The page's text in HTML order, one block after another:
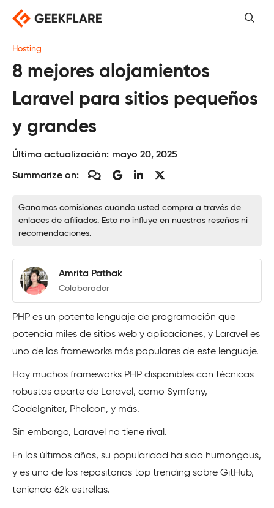
Saltar
contenido
Hosting
8 mejores alojamientos
Laravel para sitios pequeños
y grandes
Última actualización: mayo 20, 2025
Summarize on:
Ganamos comisiones cuando usted compra a través de
enlaces de afiliados. Esto no influye en nuestras reseñas ni
recomendaciones.
Amrita Pathak
Colaborador
PHP es un potente lenguaje de programación que
potencia miles de sitios web y aplicaciones, y Laravel es
uno de los frameworks más populares de este lenguaje.
Hay muchos frameworks PHP disponibles con técnicas
robustas aparte de Laravel, como Symfony,
CodeIgniter, Phalcon, y más.
Sin embargo, Laravel no tiene rival.
En los últimos años, su popularidad ha sido humongous,
y es uno de los repositorios top trending sobre GitHub,
teniendo 62k estrellas.